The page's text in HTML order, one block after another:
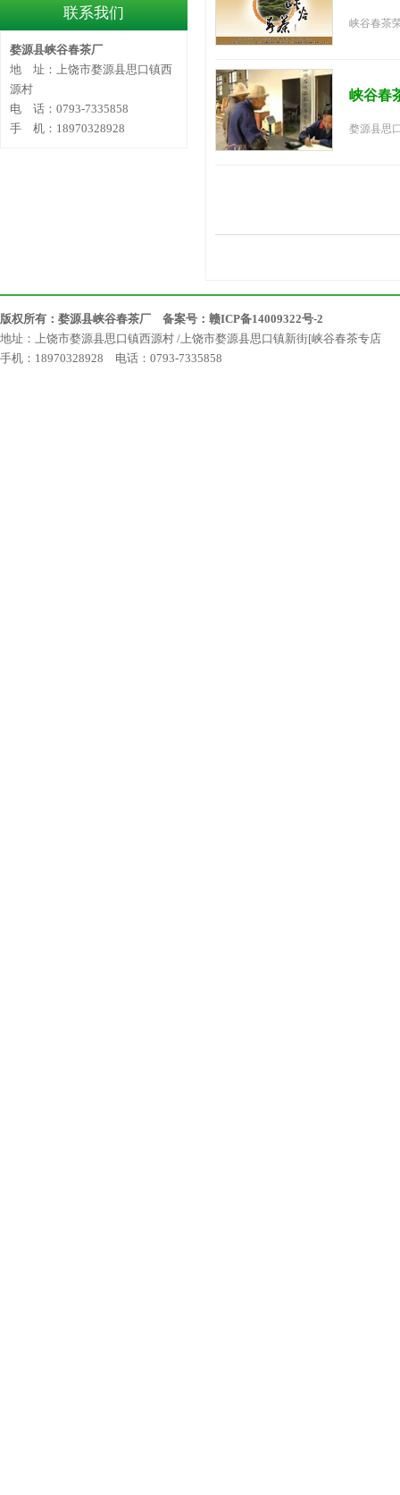
联系我们
婺源县峡谷春茶厂
地 址：上饶市婺源县思口镇西
源村
电 话：0793-7335858
手 机：18970328928
峡谷春茶
峡谷春
婺源县思
版权所有：婺源县峡谷春茶厂 备案号： 赣ICP备14009322号-2
地址：上饶市婺源县思口镇西源村 /上饶市婺源县思口镇新街[峡谷春茶专店
手机：18970328928 电话：0793-7335858